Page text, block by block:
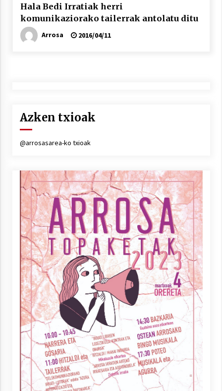
Hala Bedi Irratiak herri
komunikaziorako tailerrak antolatu ditu
Arrosa 2016/04/11
Azken txioak
@arrosasarea-ko txioak